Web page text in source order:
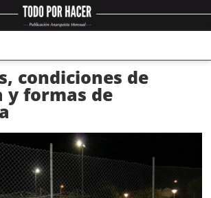
condiciones de
y formas de